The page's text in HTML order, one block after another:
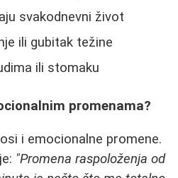
svakodnevni život
ili gubitak težine
ili stomaku
promenama?
i emocionalne promene.
"Promena raspoloženja od